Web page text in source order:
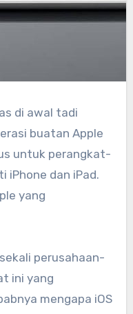
di awal tadi
buatan Apple
untuk perangkat-
iPhone dan iPad.
yang
perusahaan-
ini yang
mengapa iOS